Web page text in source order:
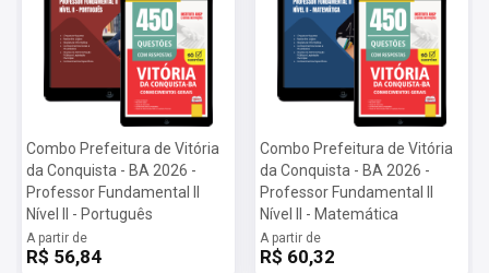
Taxa de Inscrição: R$ 98,00
Prova: 21/06/2026
Combo Prefeitura de Vitória
da Conquista - BA 2026 -
Professor Fundamental II
Nível II - Português
A partir de
R$ 56,84
Combo Prefeitura de Vitória
da Conquista - BA 2026 -
Professor Fundamental II
Nível II - Matemática
A partir de
R$ 60,32